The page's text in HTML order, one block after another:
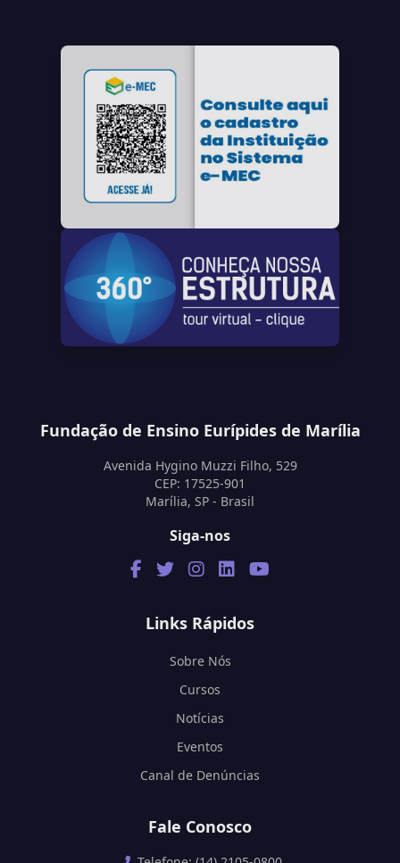
Fundação de Ensino Eurípides de Marília
Avenida Hygino Muzzi Filho, 529
CEP: 17525-901
Marília, SP - Brasil
Siga-nos
Links Rápidos
Sobre Nós
Cursos
Notícias
Eventos
Canal de Denúncias
Fale Conosco